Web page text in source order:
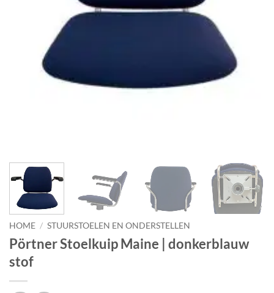
HOME / STUURSTOELEN EN ONDERSTELLEN
Pörtner Stoelkuip Maine | donkerblauw
stof